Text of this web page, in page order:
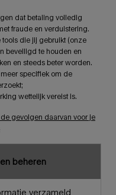
dat betaling volledig
fraude en verduistering.
tools die jij gebruikt (onze
beveiligd te houden en
en steeds beter worden.
meer specifiek om de
wettelijk vereist is.
gevolgen daarvan voor je
beheren
verzameld